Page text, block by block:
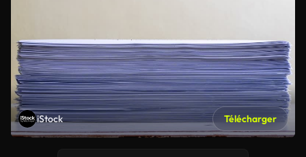
iStock Télécharger